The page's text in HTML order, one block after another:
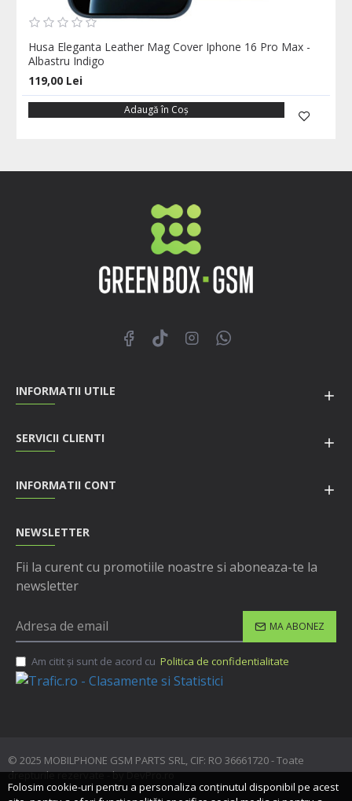
Husa Eleganta Leather Mag Cover Iphone 16 Pro Max -
Albastru Indigo
119,00 Lei
Adaugă în Coş
INFORMATII UTILE
SERVICII CLIENTI
INFORMATII CONT
NEWSLETTER
Fii la curent cu promotiile noastre si aboneaza-te la
newsletter
MA ABONEZ
Am citit şi sunt de acord cu Politica de confidentialitate
© 2025 MOBILPHONE GSM PARTS SRL, CIF: RO 36661720 - Toate
drepturile rezervate - by DevPro.ro
Folosim cookie-uri pentru a personaliza conținutul disponibil pe acest